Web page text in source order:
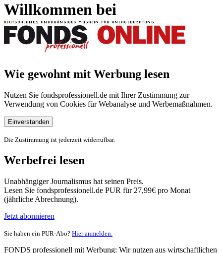
Willkommen bei
Wie gewohnt mit Werbung lesen
Nutzen Sie fondsprofessionell.de mit Ihrer Zustimmung zur
Verwendung von Cookies für Webanalyse und Werbemaßnahmen.
Einverstanden
Die Zustimmung ist jederzeit widerrufbar.
Werbefrei lesen
Unabhängiger Journalismus hat seinen Preis.
Lesen Sie fondsprofessionell.de PUR für 27,99€ pro Monat
(jährliche Abrechnung).
Jetzt abonnieren
Sie haben ein PUR-Abo? Hier anmelden.
FONDS professionell mit Werbung: Wir nutzen aus wirtschaftlichen